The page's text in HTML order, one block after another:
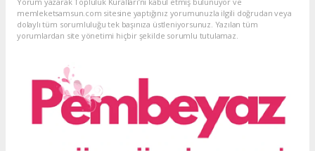
memleketsamsun.com sitesine yaptığınız yorumunuzla ilgili doğrudan veya
dolaylı tüm sorumluluğu tek başınıza üstleniyorsunuz. Yazılan tüm
yorumlardan site yönetimi hiçbir şekilde sorumlu tutulamaz.